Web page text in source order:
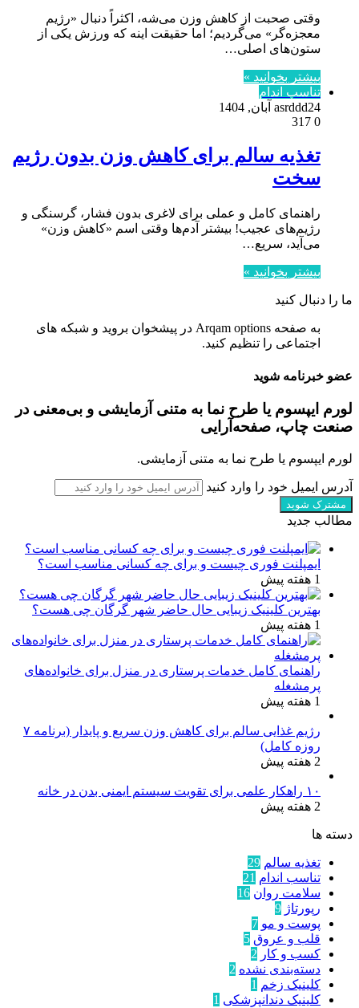
وقتی صحبت از کاهش وزن می‌شه، اکثراً دنبال «رژیم
معجزه‌گر» می‌گردیم؛ اما حقیقت اینه که ورزش یکی از
ستون‌های اصلی…
بیشتر بخوانید »
تناسب اندام
asrddd24 آبان, 1404
0
تغذیه سالم برای کاهش وزن بدون رژیم
سخت
راهنمای کامل و عملی برای لاغری بدون فشار، گرسنگی و
رژیم‌های عجیب! بیشتر آدم‌ها وقتی اسم «کاهش وزن»
می‌آید، سریع…
بیشتر بخوانید »
ما را دنبال کنید
به صفحه Arqam options در پیشخوان بروید و شبکه های
اجتماعی را تنظیم کنید.
عضو خبرنامه شوید
لورم ایپسوم یا طرح‌ نما به متنی آزمایشی و بی‌معنی در
صنعت چاپ، صفحه‌آرایی
لورم ایپسوم یا طرح‌ نما به متنی آزمایشی.
آدرس ایمیل خود را وارد کنید
مطالب جدید
ایمپلنت فوری چیست و برای چه کسانی مناسب است؟
1 هفته پیش
بهترین کلینیک زیبایی حال حاضر شهر گرگان چی هست؟
1 هفته پیش
راهنمای کامل خدمات پرستاری در منزل برای خانواده‌های
پرمشغله
1 هفته پیش
رژیم غذایی سالم برای کاهش وزن سریع و پایدار (برنامه ۷
روزه کامل)
2 هفته پیش
۱۰ راهکار علمی برای تقویت سیستم ایمنی بدن در خانه
2 هفته پیش
دسته ها
تغذیه سالم 29
تناسب اندام 21
سلامت روان 16
رپورتاژ 9
پوست و مو 7
قلب و عروق 5
کسب و کار 2
دسته‌بندی نشده 2
کلینیک زخم 1
کلینیک دندانپزشکی 1